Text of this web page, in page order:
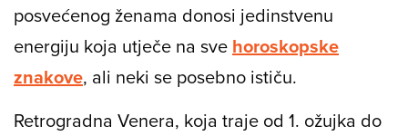
posvećenog ženama donosi jedinstvenu
energiju koja utječe na sve horoskopske
znakove, ali neki se posebno ističu.
Retrogradna Venera, koja traje od 1. ožujka do